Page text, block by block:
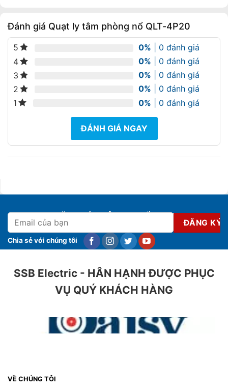
Đánh giá Quạt ly tâm phòng nổ QLT-4P20
5 0% | 0 đánh giá
4
0% | 0 đánh giá
3
0% | 0 đánh giá
2
0% | 0 đánh giá
1
0% | 0 đánh giá
ĐÁNH GIÁ NGAY
ĐĂNG KÝ NHẬN KHUYẾN MẠI
Chia sẻ với chúng tôi
SSB Electric - HÂN HẠNH ĐƯỢC PHỤC
VỤ QUÝ KHÁCH HÀNG
VỀ CHÚNG TÔI